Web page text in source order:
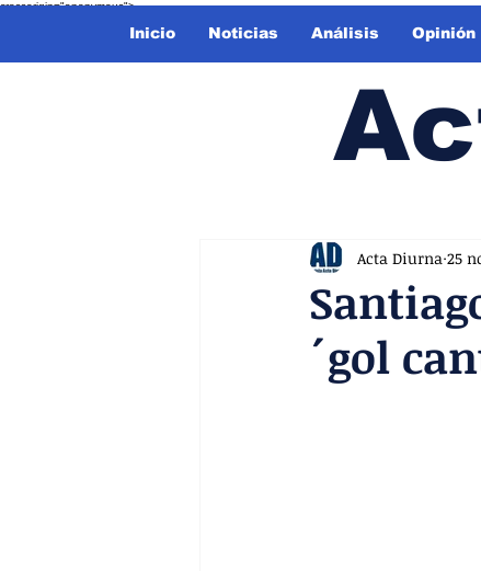
crossorigin="anonymous">
Inicio Noticias Análisis Opinión
´gol
Acta Diurna 25